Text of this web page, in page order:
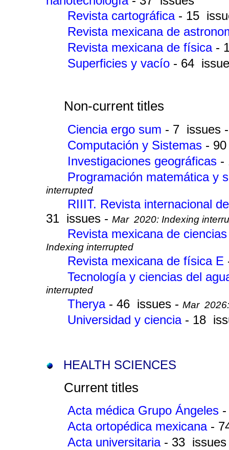
Revista cartográfica - 15
Revista mexicana de
Revista mexicana de física -
Superficies y vacío - 64
Non-current titles
Ciencia ergo sum - 7 issues
Computación y Sistemas -
Investigaciones geográficas -
Programación matemática y
interrupted
RIIIT. Revista internacional
31 issues - Mar 2020: Indexing
Revista mexicana de
Indexing interrupted
Revista mexicana de física E
Tecnología y ciencias del
interrupted
Therya - 46 issues - Mar
Universidad y ciencia - 18
HEALTH SCIENCES
Current titles
Acta médica Grupo Ángeles
Acta ortopédica mexicana -
Acta universitaria - 33 issues